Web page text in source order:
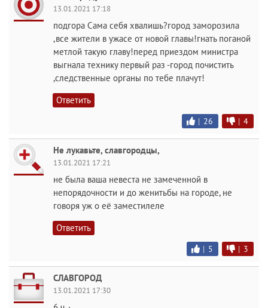
13.01.2021 17:18
подгора Сама себя хвалишь?город заморозила
,все жители в ужасе от новой главы!гнать поганой
метлой такую главу!перед приездом министра
выгнала технику первый раз -город почистить
,следственные органы по тебе плачут!
Ответить
| 26 | 4
Не лукавьте, славгородцы,
13.01.2021 17:21
не была ваша невеста не замеченной в
непорядочности и до женитьбы на городе, не
говоря уж о её заместилеле
Ответить
| 5 | 3
СЛАВГОРОД
13.01.2021 17:30